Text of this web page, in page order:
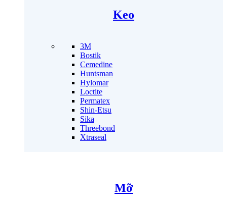
Keo
3M
Bostik
Cemedine
Huntsman
Hylomar
Loctite
Permatex
Shin-Etsu
Sika
Threebond
Xtraseal
Mỡ